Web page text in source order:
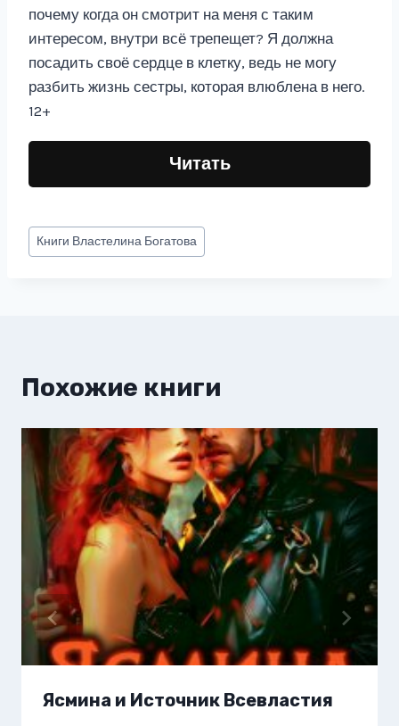
почему когда он смотрит на меня с таким
интересом, внутри всё трепещет? Я должна
посадить своё сердце в клетку, ведь не могу
разбить жизнь сестры, которая влюблена в него.
12+
Читать
Метки
записи:
Книги Властелина Богатова
Похожие книги
Ясмина и Источник Всевластия